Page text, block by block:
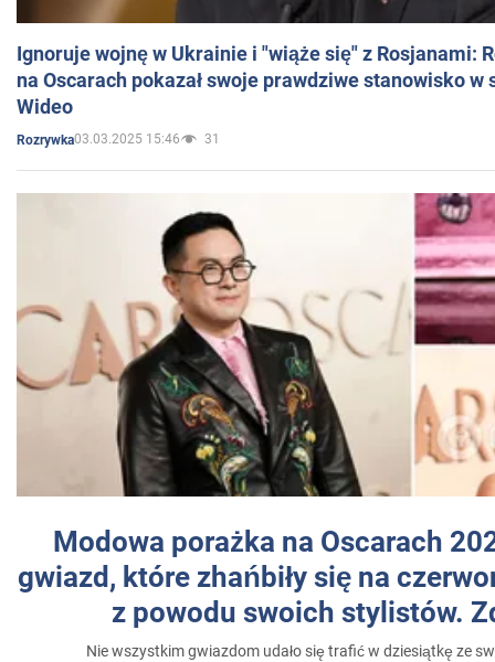
Ignoruje wojnę w Ukrainie i "wiąże się" z Rosjanami:
na Oscarach pokazał swoje prawdziwe stanowisko w
Wideo
Rozrywka03.03.2025 15:46 31
Modowa porażka na Oscarach
gwiazd, które zhańbiły się na
z powodu swoich stylistów.
Nie wszystkim gwiazdom udało się trafić w dziesiątkę ze